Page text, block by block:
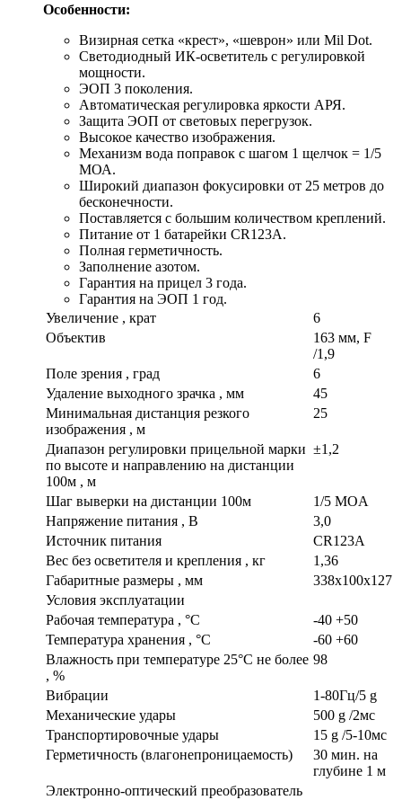
Особенности:
Визирная сетка «крест», «шеврон» или Mil Dot.
Светодиодный ИК-осветитель с регулировкой
мощности.
ЭОП 3 поколения.
Автоматическая регулировка яркости АРЯ.
Защита ЭОП от световых перегрузок.
Высокое качество изображения.
Механизм вода поправок с шагом 1 щелчок = 1/5
МОА.
Широкий диапазон фокусировки от 25 метров до
бесконечности.
Поставляется с большим количеством креплений.
Питание от 1 батарейки CR123A.
Полная герметичность.
Заполнение азотом.
Гарантия на прицел 3 года.
Гарантия на ЭОП 1 год.
Увеличение , крат
6
Объектив
163 мм, F
/1,9
Поле зрения , град
6
Удаление выходного зрачка , мм
45
Минимальная дистанция резкого
изображения , м
25
Диапазон регулировки прицельной марки
по высоте и направлению на дистанции
100м , м
±1,2
Шаг выверки на дистанции 100м
1/5 MOA
Напряжение питания , В
3,0
Источник питания
CR123A
Вес без осветителя и крепления , кг
1,36
Габаритные размеры , мм
338x100x127
Условия эксплуатации
Рабочая температура , °С
-40 +50
Температура хранения , °С
-60 +60
Влажность при температуре 25°С не более
, %
98
Вибрации
1-80Гц/5 g
Механические удары
500 g /2мс
Транспортировочные удары
15 g /5-10мс
Герметичность (влагонепроницаемость)
30 мин. на
глубине 1 м
Электронно-оптический преобразователь